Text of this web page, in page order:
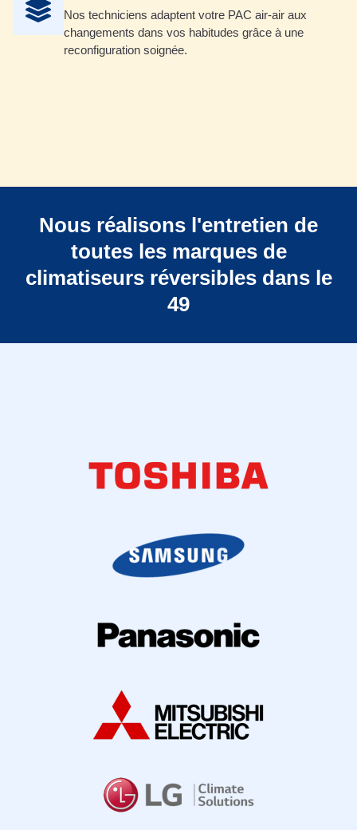
Nos techniciens adaptent votre PAC air-air aux
changements dans vos habitudes grâce à une
reconfiguration soignée.
Nous réalisons l'entretien de
toutes les marques de
climatiseurs réversibles dans le
49